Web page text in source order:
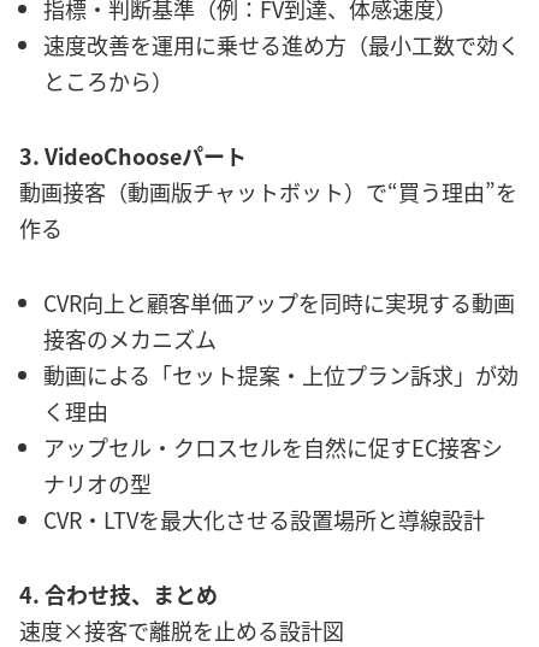
指標・判断基準（例：FV到達、体感速度）
速度改善を運用に乗せる進め方（最小工数で効く
ところから）
3. VideoChooseパート
動画接客（動画版チャットボット）で“買う理由”を
作る
CVR向上と顧客単価アップを同時に実現する動画
接客のメカニズム
動画による「セット提案・上位プラン訴求」が効
く理由
アップセル・クロスセルを自然に促すEC接客シ
ナリオの型
CVR・LTVを最大化させる設置場所と導線設計
4. 合わせ技、まとめ
速度×接客で離脱を止める設計図